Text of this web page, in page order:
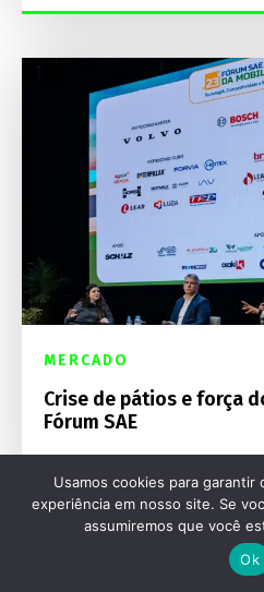
MERCADO
Crise de pátios e força
Fórum SAE
Usamos cookies para
experiência em nosso site. Se
assumiremos que você
Ok